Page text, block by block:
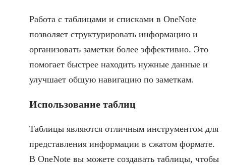
Работа с таблицами и списками в OneNote
позволяет структурировать информацию и
организовать заметки более эффективно. Это
помогает быстрее находить нужные данные и
улучшает общую навигацию по заметкам.
Использование таблиц
Таблицы являются отличным инструментом для
представления информации в сжатом формате.
В OneNote вы можете создавать таблицы, чтобы